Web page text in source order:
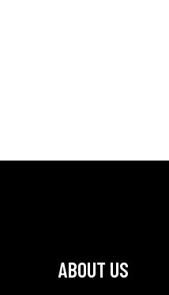
ABOUT US